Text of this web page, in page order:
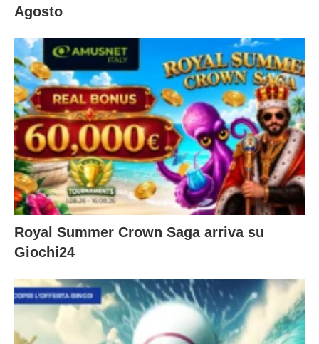
Agosto
Royal Summer Crown Saga arriva su
Giochi24